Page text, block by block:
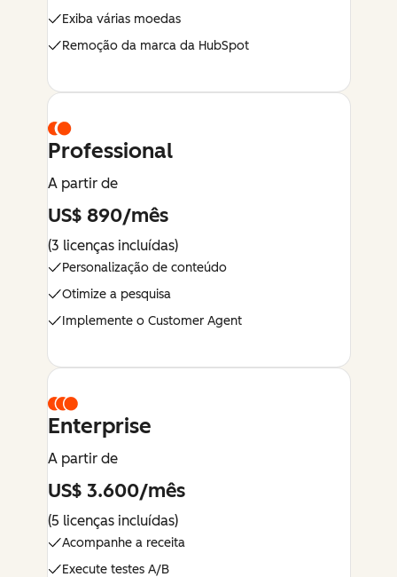
Exiba várias moedas
Remoção da marca da HubSpot
Professional
A partir de
US$ 890/mês
(3 licenças incluídas)
Personalização de conteúdo
Otimize a pesquisa
Implemente o Customer Agent
Enterprise
A partir de
US$ 3.600/mês
(5 licenças incluídas)
Acompanhe a receita
Execute testes A/B